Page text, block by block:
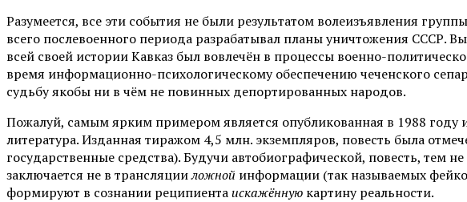
Разумеется, все эти события не были результатом волеизъявления
всего послевоенного периода разрабатывал планы уничтожения СССР.
всей своей истории Кавказ был вовлечён в процессы военно-
время информационно-психологическому обеспечению чеченского
судьбу якобы ни в чём не повинных депортированных народов.
Пожалуй, самым ярким примером является опубликованная в 1988 году
литература. Изданная тиражом 4,5 млн. экземпляров, повесть была
государственные средства). Будучи автобиографической, повесть,
заключается не в трансляцииложной информации (так называемых
формируют в сознании реципиентаискажённую картину реальности.